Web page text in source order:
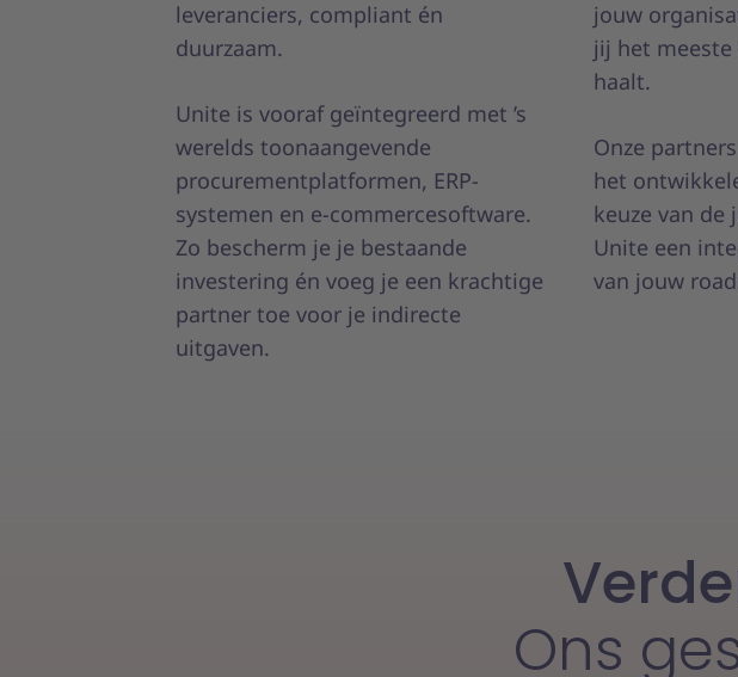
leveranciers, compliant én
duurzaam.
Unite is vooraf geïntegreerd met ’s
werelds toonaangevende
procurementplatformen, ERP-
systemen en e-commercesoftware.
Zo bescherm je je bestaande
investering én voeg je een krachtige
partner toe voor je indirecte
uitgaven.
jouw
jij het
haalt.
Onze
het
keuze van de
Unite een
van jouw
Ons